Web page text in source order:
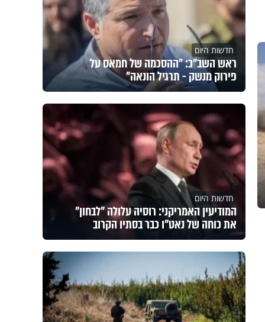
חדשות היום
ראש השב"כ: "ההסכמה של חמאס על
פירוק מנשק - תרגיל הונאה"
חדשות היום
המודיעין האמריקני: רוסיה עלולה "לבחון"
את כוחה של נאט"ו כבר בסתיו הקרוב